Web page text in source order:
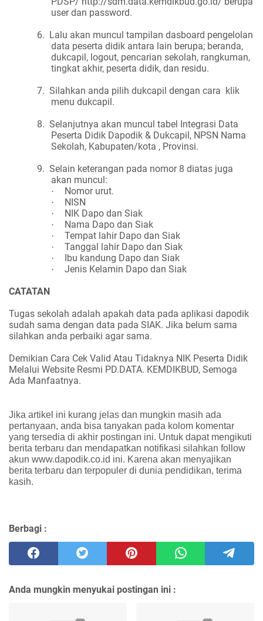
user dan password.
6. Lalu akan muncul tampilan dasboard pengelolan
data peserta didik antara lain berupa; beranda,
dukcapil, logout, pencarian sekolah, rangkuman,
tingkat akhir, peserta didik, dan residu.
7. Silahkan anda pilih dukcapil dengan cara klik
menu dukcapil.
8. Selanjutnya akan muncul tabel Integrasi Data
Peserta Didik Dapodik & Dukcapil, NPSN Nama
Sekolah, Kabupaten/kota , Provinsi.
9. Selain keterangan pada nomor 8 diatas juga
akan muncul:
· Nomor urut.
· NISN
· NIK Dapo dan Siak
· Nama Dapo dan Siak
· Tempat lahir Dapo dan Siak
· Tanggal lahir Dapo dan Siak
· Ibu kandung Dapo dan Siak
·
Jenis Kelamin Dapo dan Siak
CATATAN
Tugas sekolah adalah apakah data pada aplikasi dapodik
sudah sama dengan data pada SIAK. Jika belum sama
silahkan anda perbaiki agar sama.
Demikian Cara Cek Valid Atau Tidaknya NIK Peserta Didik
Melalui Website Resmi PD.DATA. KEMDIKBUD, Semoga
Ada Manfaatnya.
Jika artikel ini kurang jelas dan mungkin masih ada
pertanyaan, anda bisa tanyakan pada kolom komentar
yang tersedia di akhir postingan ini. Untuk dapat mengikuti
berita terbaru dan mendapatkan notifikasi silahkan follow
akun www.dapodik.co.id ini. Karena akan menyajikan
berita terbaru dan terpopuler di dunia pendidikan, terima
kasih.
Berbagi :
Anda mungkin menyukai postingan ini :